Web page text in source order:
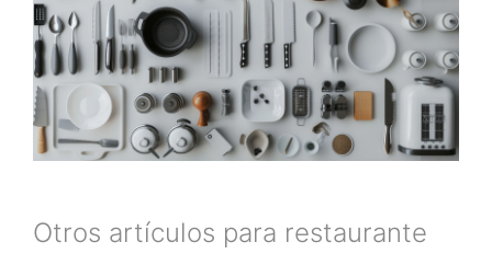
Otros artículos para restaurante